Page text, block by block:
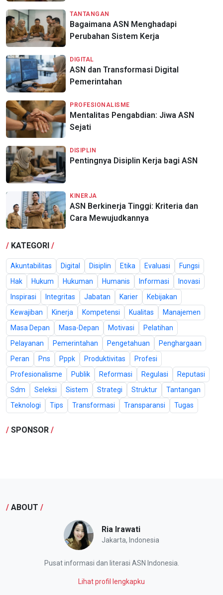
TANTANGAN
Bagaimana ASN Menghadapi
Perubahan Sistem Kerja
DIGITAL
ASN dan Transformasi Digital
Pemerintahan
PROFESIONALISME
Mentalitas Pengabdian: Jiwa ASN
Sejati
DISIPLIN
Pentingnya Disiplin Kerja bagi ASN
KINERJA
ASN Berkinerja Tinggi: Kriteria dan
Cara Mewujudkannya
/ KATEGORI /
Akuntabilitas Digital Disiplin Etika Evaluasi
Fungsi
Hak
Hukum Hukuman Humanis Informasi
Inovasi
Inspirasi
Integritas Jabatan Karier
Kebijakan
Kewajiban
Kinerja Kompetensi Kualitas
Manajemen
Masa Depan
Masa-Depan Motivasi
Pelatihan
Pelayanan
Pemerintahan Pengetahuan
Penghargaan
Peran
Pns Pppk Produktivitas
Profesi
Profesionalisme
Publik Reformasi Regulasi
Reputasi
Sdm
Seleksi Sistem Strategi Struktur
Tantangan
Teknologi
Tips Transformasi Transparansi Tugas
/ SPONSOR /
/ ABOUT /
Ria Irawati
Jakarta, Indonesia
Pusat informasi dan literasi ASN Indonesia.
Lihat profil lengkapku